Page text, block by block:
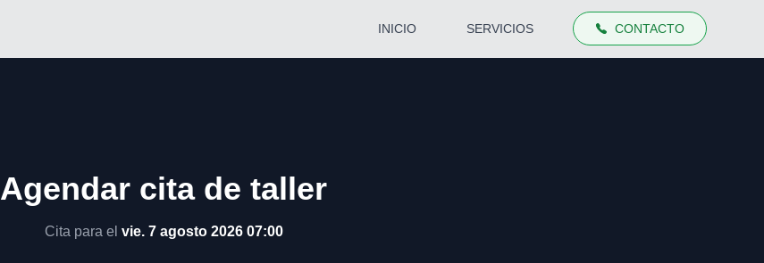
INICIO SERVICIOS CONTACTO
Agendar cita de taller
Cita para el vie. 7 agosto 2026 07:00